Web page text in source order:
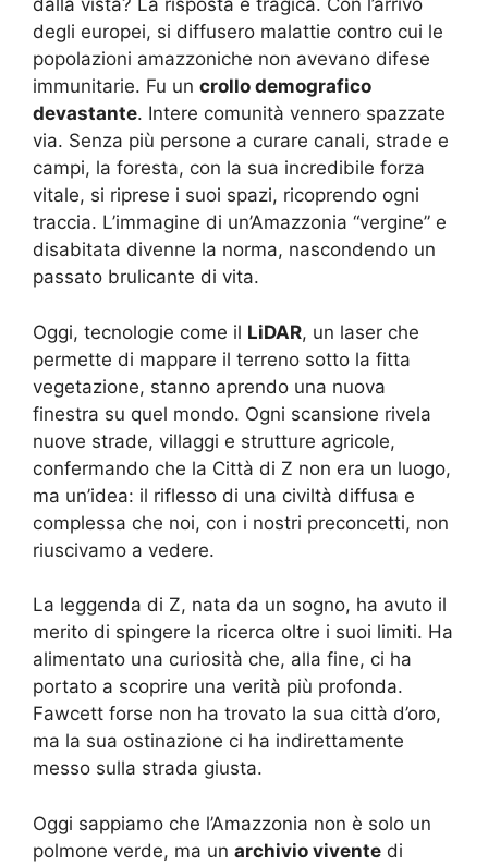
dalla vista? La risposta è tragica. Con l’arrivo
degli europei, si diffusero malattie contro cui le
popolazioni amazzoniche non avevano difese
immunitarie. Fu un crollo demografico
devastante. Intere comunità vennero spazzate
via. Senza più persone a curare canali, strade e
campi, la foresta, con la sua incredibile forza
vitale, si riprese i suoi spazi, ricoprendo ogni
traccia. L’immagine di un’Amazzonia “vergine” e
disabitata divenne la norma, nascondendo un
passato brulicante di vita.
Oggi, tecnologie come il LiDAR, un laser che
permette di mappare il terreno sotto la fitta
vegetazione, stanno aprendo una nuova
finestra su quel mondo. Ogni scansione rivela
nuove strade, villaggi e strutture agricole,
confermando che la Città di Z non era un luogo,
ma un’idea: il riflesso di una civiltà diffusa e
complessa che noi, con i nostri preconcetti, non
riuscivamo a vedere.
La leggenda di Z, nata da un sogno, ha avuto il
merito di spingere la ricerca oltre i suoi limiti. Ha
alimentato una curiosità che, alla fine, ci ha
portato a scoprire una verità più profonda.
Fawcett forse non ha trovato la sua città d’oro,
ma la sua ostinazione ci ha indirettamente
messo sulla strada giusta.
Oggi sappiamo che l’Amazzonia non è solo un
polmone verde, ma un archivio vivente di